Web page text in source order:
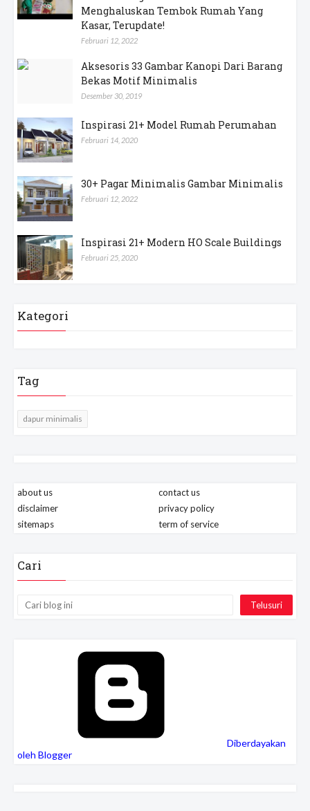
Menghaluskan Tembok Rumah Yang
Kasar, Terupdate!
Februari 12, 2022
Aksesoris 33 Gambar Kanopi Dari Barang
Bekas Motif Minimalis
Desember 30, 2019
Inspirasi 21+ Model Rumah Perumahan
Februari 14, 2020
30+ Pagar Minimalis Gambar Minimalis
Februari 12, 2022
Inspirasi 21+ Modern HO Scale Buildings
Februari 25, 2020
Kategori
Tag
dapur minimalis
about us
contact us
disclaimer
privacy policy
sitemaps
term of service
Cari
Diberdayakan
oleh Blogger